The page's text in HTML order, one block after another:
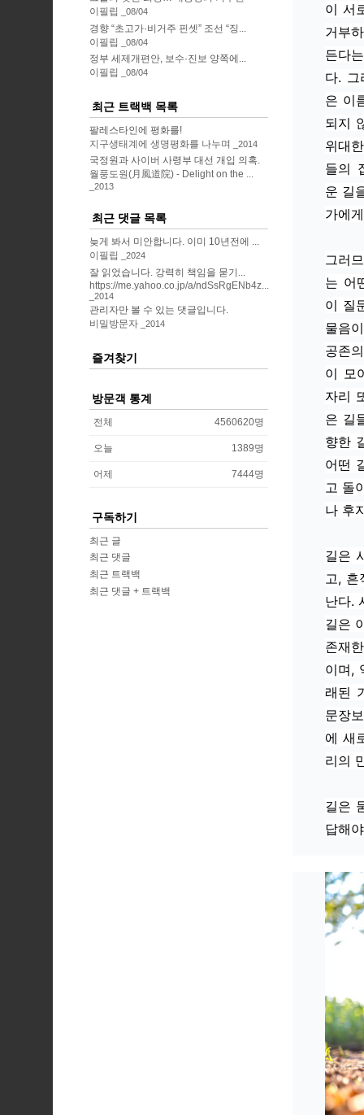
이 서
거부
든다
다. 그
은 이
되지
위대
들의
운 길
가에
그러
는 어
이 질
물음
공존
이 모
자리
은 길
향한
어떤
고 돌
나 후
길은
고, 흔
난다.
길은
존재
이며,
래된
문장
에 새
리의
길은
답해
이필립
08/04
경향 “초고가·비거주 핀셋” 조선 “징...
이필립
08/04
정부 세제개편안, 보수·진보 양쪽에...
이필립
08/04
최근 트랙백 목록
팔레스타인에 평화를!
지구생태계에 생명평화를 나누며
2014
국정원과 사이버 사령부 대선 개입 의혹.
월풍도원(月風道院) - Delight on the ...
2013
최근 댓글 목록
늦게 봐서 미안합니다. 이미 10년전에 ...
이필립
2024
잘 읽었습니다. 강력히 책임을 묻기...
https://me.yahoo.co.jp/a/ndSsRgENb4z...
2014
관리자만 볼 수 있는 댓글입니다.
비밀방문자
2014
즐겨찾기
방문객 통계
전체 4560620명
오늘 1389명
어제 7444명
구독하기
최근 글
최근 댓글
최근 트랙백
최근 댓글 + 트랙백